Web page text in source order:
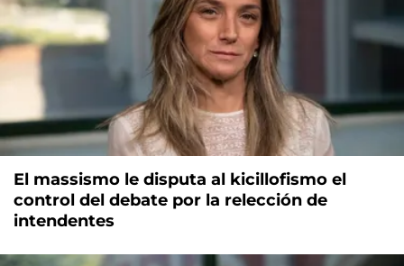
El massismo le disputa al kicillofismo el
control del debate por la relección de
intendentes